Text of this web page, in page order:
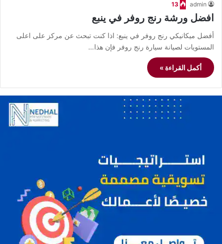
admin
13
افضل ورشة رنج روفر في ينبع
أفضل ميكانيكي رنج روفر في ينبع: اذا كنت تبحث عن مركز على اعلى
المستويات لصيانة سيارة رنج روفر فإن هذا…
أكمل القراءة »